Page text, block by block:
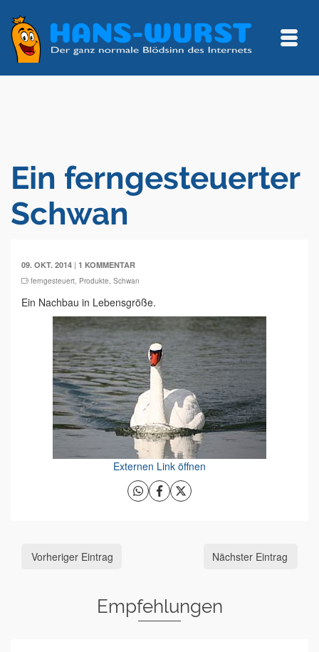
Ein ferngesteuerter
Schwan
09. OKT. 2014 | 1 KOMMENTAR
ferngesteuert, Produkte, Schwan
Ein Nachbau in Lebensgröße.
Externen Link öffnen
Vorheriger Eintrag Nächster Eintrag
Empfehlungen